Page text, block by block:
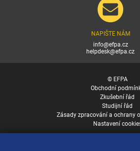
NAPIŠTE NÁM
info@efpa.cz
helpdesk@efpa.cz
© EFPA
Obchodní
Zkušební řád
Studijní řád
Zásady zpracování a ochrany
Nastavení